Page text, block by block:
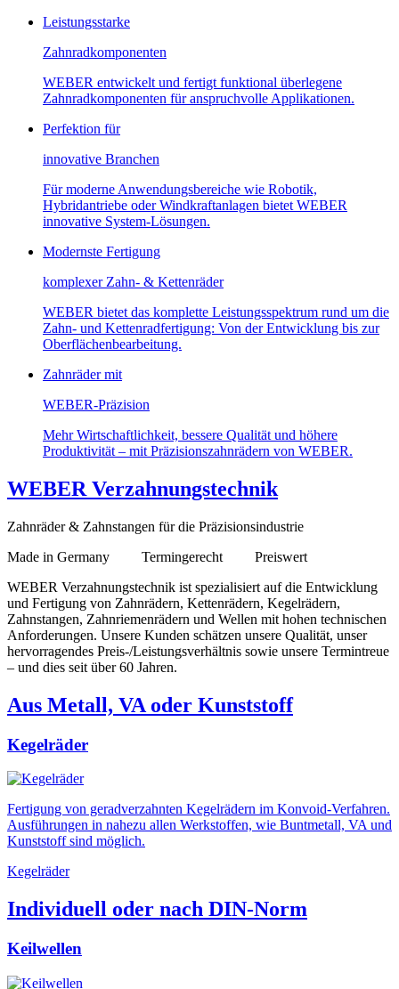
Leistungsstarke
Zahnradkomponenten
WEBER entwickelt und fertigt funktional überlegene
Zahnradkomponenten für anspruchvolle Applikationen.
Perfektion für
innovative Branchen
Für moderne Anwendungsbereiche wie Robotik,
Hybridantriebe oder Windkraftanlagen bietet WEBER
innovative System-Lösungen.
Modernste Fertigung
komplexer Zahn- & Kettenräder
WEBER bietet das komplette Leistungsspektrum rund um die
Zahn- und Kettenradfertigung: Von der Entwicklung bis zur
Oberflächenbearbeitung.
Zahnräder mit
WEBER-Präzision
Mehr Wirtschaftlichkeit, bessere Qualität und höhere
Produktivität – mit Präzisionszahnrädern von WEBER.
WEBER Verzahnungstechnik
Zahnräder & Zahnstangen für die Präzisionsindustrie
Made in Germany Termingerecht Preiswert
WEBER Verzahnungstechnik ist spezialisiert auf die Entwicklung
und Fertigung von Zahnrädern, Kettenrädern, Kegelrädern,
Zahnstangen, Zahnriemenrädern und Wellen mit hohen technischen
Anforderungen. Unsere Kunden schätzen unsere Qualität, unser
hervorragendes Preis-/Leistungsverhältnis sowie unsere Termintreue
– und dies seit über 60 Jahren.
Aus Metall, VA oder Kunststoff
Kegelräder
Fertigung von geradverzahnten Kegelrädern im Konvoid-Verfahren.
Ausführungen in nahezu allen Werkstoffen, wie Buntmetall, VA und
Kunststoff sind möglich.
Kegelräder
Individuell oder nach DIN-Norm
Keilwellen